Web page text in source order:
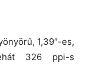
1,39″-es,
326 ppi-s